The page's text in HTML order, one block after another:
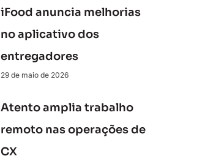
iFood anuncia melhorias
no aplicativo dos
entregadores
29 de maio de 2026
Atento amplia trabalho
remoto nas operações de
CX